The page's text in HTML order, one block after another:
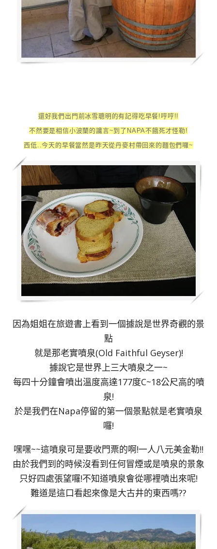
還好我們出門前冰雪聰明的有記得吃早餐!哼哼!!
不然要是相信小波蘭的讒言~到了NAPA不餓死才怪勒!
西低..今天的早餐當然是昨天從丹麥村帶回來的麵包們囉~
因為姐姐在旅遊書上看到一個據說是世界奇觀的景
點
就是那老實噴泉(Old Faithful Geyser)!
據說它是世界上三大噴泉之一~
每四十分鐘會噴出溫度高達177度C~18公尺高的噴
泉!
於是我們在Napa停留的第一個景點就是老實噴泉
囉!
嘿嘿~~這噴泉可是要收門票的啊!一人八元美金勒!!
由於我們到的時候沒看到任何冒煙或是噴泉的景象
只好四處張望囉!不知道噴泉會從哪裡噴出來呢!
難道是這口看起來像是大古井的東西嗎??